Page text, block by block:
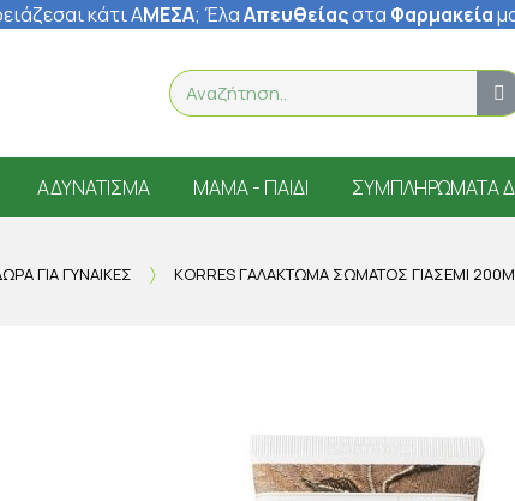
κάτι ΑΜΕΣΑ; ΈλαΑπευθείαςστα Φαρμακεία
ΑΔΥΝΆΤΙΣΜΑ ΜΑΜΆ - ΠΑΙΔΊ ΣΥΜΠΛΗΡΏΜΑΤΑ
ΓΙΑ ΓΥΝΑΊΚΕΣ KORRES ΓΑΛΆΚΤΩΜΑ ΣΏΜΑΤΟΣ ΓΙΑΣΕΜΊ